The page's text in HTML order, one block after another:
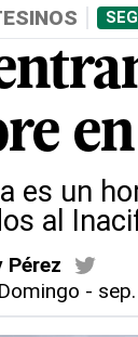
es un
al
Pérez
-